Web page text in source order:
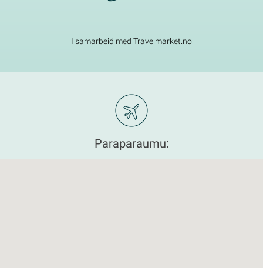
I samarbeid med Travelmarket.no
Paraparaumu: